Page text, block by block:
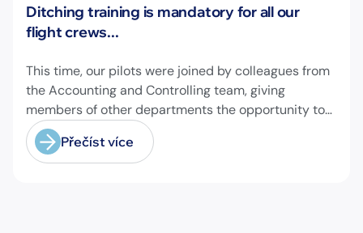
Novinky
Ditching training is mandatory for all our
flight crews...
This time, our pilots were joined by colleagues from
the Accounting and Controlling team, giving
members of other departments the opportunity to
experience pilot's and air hostess training firsthand
and learn essential safety procedures.
Přečíst více